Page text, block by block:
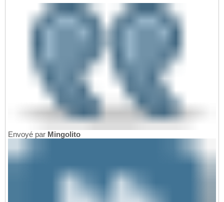
Envoyé par Mingolito